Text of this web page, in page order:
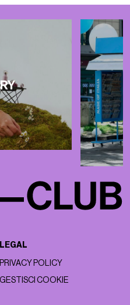
LEGAL
PRIVACY POLICY
GESTISCI COOKIE